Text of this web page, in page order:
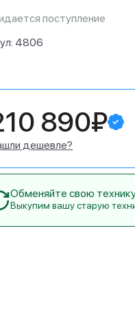
поступление
4806
890₽
дешевле?
Обменяйте свою
Выкупим вашу старую